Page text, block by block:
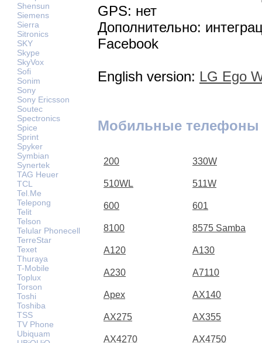
Shensun
Siemens
Sierra
Sitronics
SKY
Skype
SkyVox
Sofi
Sonim
Sony
Sony Ericsson
Soutec
Spectronics
Spice
Sprint
Spyker
Symbian
Synertek
TAG Heuer
TCL
Tel.Me
Telepong
Telit
Telson
Telular Phonecell
TerreStar
Texet
Thuraya
T-Mobile
Toplux
Torson
Toshi
Toshiba
TSS
TV Phone
Ubiquam
GPS: нет
Дополнительно:
Facebook
English version: LG Ego
Мобильные телефоны
200 330W
510WL 511W
600 601
8100 8575 Samba
A120 A130
A230 A7110
Apex AX140
AX275 AX355
AX4270 AX4750